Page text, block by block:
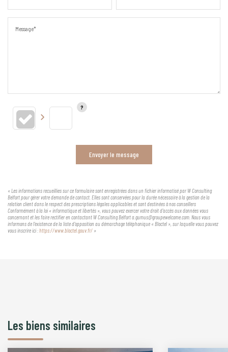
Message*
Envoyer le message
« Les informations recueillies sur ce formulaire sont enregistrées dans un fichier informatisé par W Consulting
Belfort pour gérer votre demande de contact. Elles sont conservées pour la durée nécessaire à la gestion de la
relation client dans le respect des prescriptions légales applicables et sont destinées à nos conseillers
Conformément à la loi « informatique et libertés », vous pouvez exercer votre droit d'accès aux données vous
concernant et les faire rectifier en contactant W Consulting Belfort a.gumus@groupewelcome.com. Nous vous
informons de l'existence de la liste d'opposition au démarchage téléphonique « Bloctel », sur laquelle vous pouvez
vous inscrire ici :https://www.bloctel.gouv.fr/ »
Les biens similaires